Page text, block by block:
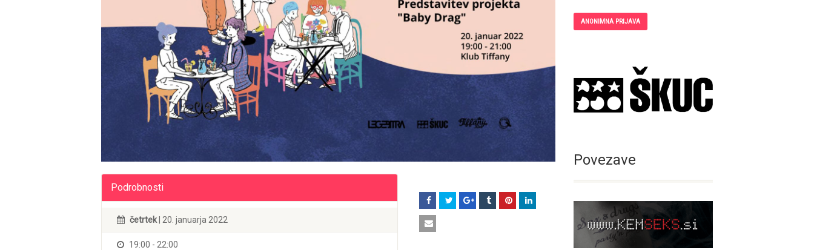
Podrobnosti
četrtek | 20. januarja 2022
19:00 - 22:00
ANONIMNA PRIJAVA
Povezave